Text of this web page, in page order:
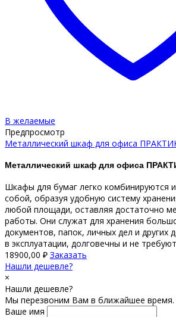
В желаемые
Предпросмотр
Металлический шкаф для офиса
Металлический шкаф для офиса
Шкафы для бумаг легко комбинируются
собой, образуя удобную систему
любой площади, оставляя достаточно
работы. Они служат для хранения
документов, папок, личных дел и других
в эксплуатации, долговечны и не
18900,00 ₽ Заказать
Нашли дешевле?
×
Нашли дешевле?
Мы перезвоним Вам в ближайшее время.
Ваше имя